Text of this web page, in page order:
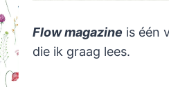
Flow magazine is één
die ik graag lees.